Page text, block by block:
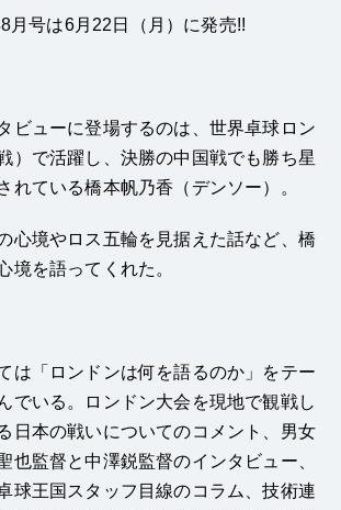
月号は6月22日（月）に発売!!
ビューに登場するのは、世界卓球ロン
）で活躍し、決勝の中国戦でも勝ち星
れている橋本帆乃香（デンソー）。
心境やロス五輪を見据えた話など、橋
境を語ってくれた。
は「ロンドンは何を語るのか」をテー
でいる。ロンドン大会を現地で観戦し
日本の戦いについてのコメント、男女
也監督と中澤鋭監督のインタビュー、
球王国スタッフ目線のコラム、技術連